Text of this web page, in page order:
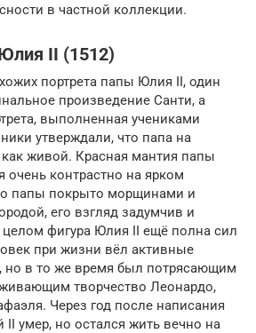
в частной коллекции.
II (1512)
портрета папы Юлия II, один
произведение Санти, а
выполненная учениками
утверждали, что папа на
как живой. Красная мантия папы
очень контрастно на ярком
папы покрыто морщинами и
его взгляд задумчив и
целом фигура Юлия II ещё полна сил
при жизни вёл активные
но в то же время был потрясающим
творчество Леонардо,
Через год после написания
II умер, но остался жить вечно на